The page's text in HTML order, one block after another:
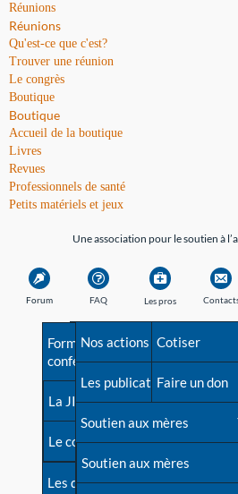
Réunions
Réunions
Qu'est-ce que c'est?
Trouver une réunion
Le congrès
Boutique
Boutique
Accueil de la boutique
Livres
Revues
Professionnels de santé
Petits matériels et jeux
Une association pour le soutien à
Forum FAQ
Avant la naissance
Les débuts
Une difficulté d'allaitement
Cas particuliers
Les pros
Formations et
conférences
La JIA
Le congrès
Les dossiers de l'allaitement
Besoin d'aide?
Répertoire de tous les
contacts
Contact presse
Dossier de presse
Nos actions
Les publications
Soutien aux mères
Soutien aux mères
Cotiser
Faire un don